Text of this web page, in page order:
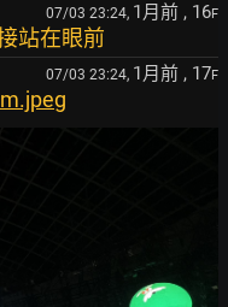
07/03 23:24, 1月前 , 16F
站在眼前
07/03 23:24, 1月前 , 17F